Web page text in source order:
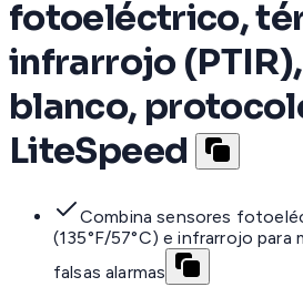
fotoeléctrico,
infrarrojo
blanco,
LiteSpeed
Combina sensores
(135°F/57°C) e infrarrojo para
falsas alarmas